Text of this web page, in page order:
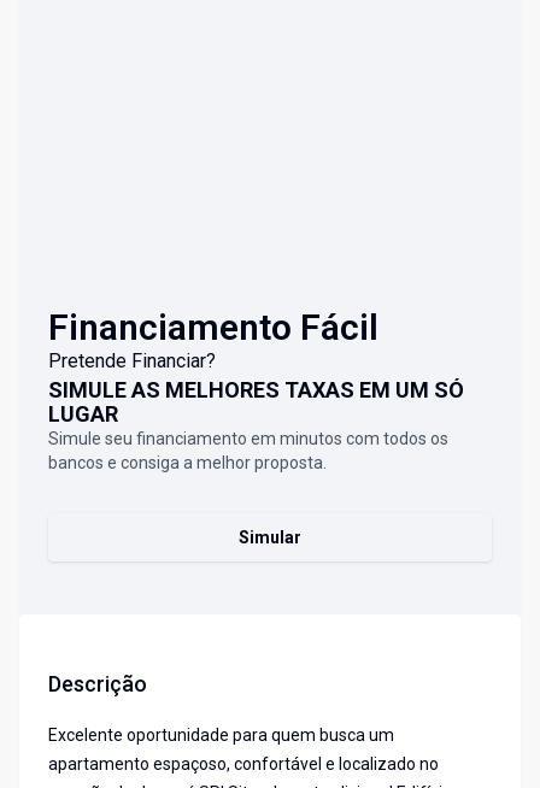
Financiamento Fácil
Pretende Financiar?
SIMULE AS MELHORES TAXAS EM UM SÓ
LUGAR
Simule seu financiamento em minutos com todos os
bancos e consiga a melhor proposta.
Simular
Descrição
Excelente oportunidade para quem busca um
apartamento espaçoso, confortável e localizado no